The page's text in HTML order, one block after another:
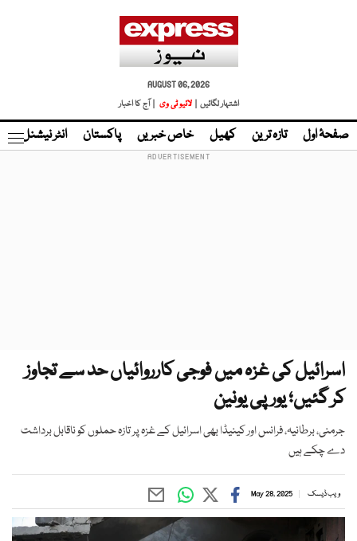
AUGUST 06, 2026
اشتہار لگائیں |
لائیو ٹی وی | آج کا اخبار
صفحۂ اول تازہ ترین کھیل خاص خبریں پاکستان انٹر نیشنل
اسرائیل کی غزہ میں فوجی کارروائیاں حد سے تجاوز
کر گئیں؛ یورپی یونین
جرمنی، برطانیہ، فرانس اور کینیڈا بھی اسرائیل کے غزہ پر تازہ حملوں کو ناقابل برداشت
دے چکے ہیں
ویب ڈیسک May 28, 2025